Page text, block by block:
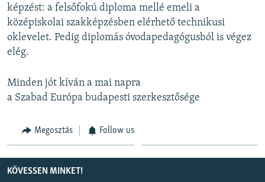
képzést: a felsőfokú diploma mellé emeli a
középiskolai szakképzésben elérhető technikusi
oklevelet. Pedig diplomás óvodapedagógusból is végez
elég.
Minden jót kíván a mai napra
a Szabad Európa budapesti szerkesztősége
Megosztás Follow us
KÖVESSEN MINKET!